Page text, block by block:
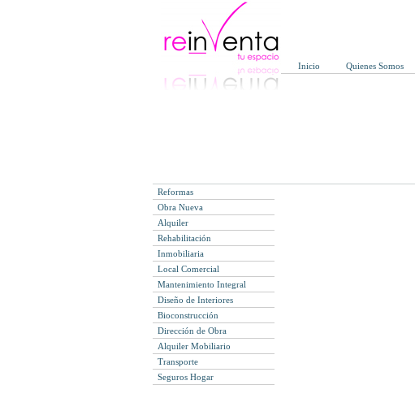
Inicio Quienes Somos
Reformas
Obra Nueva
Alquiler
Rehabilitación
Inmobiliaria
Local Comercial
Mantenimiento Integral
Diseño de Interiores
Bioconstrucción
Dirección de Obra
Alquiler Mobiliario
Transporte
Seguros Hogar